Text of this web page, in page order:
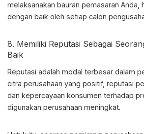
melaksanakan bauran pemasaran Anda,
dengan baik oleh setiap calon
8. Memiliki Reputasi Sebagai
Baik
Reputasi adalah modal terbesar dalam
citra perusahaan yang positif, reputasi
dan kepercayaan konsumen terhadap
digunakan perusahaan meningkat.